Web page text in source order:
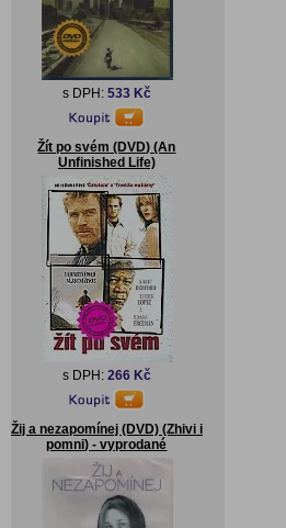
s DPH: 533 Kč
Žít po svém (DVD) (An
Unfinished Life)
s DPH: 266 Kč
Žij a nezapomínej (DVD) (Zhivi i
pomni) - vyprodané